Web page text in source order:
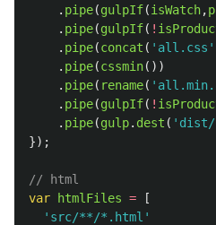
. pipe(gulpIf(isWatch,
. pipe(gulpIf( !
. pipe(concat ( ' all.css '
. pipe(cssmin())
. pipe( rename( '
. pipe(gulpIf( !
. pipe(gulp. dest ( ' dist/
});
// html
var
htmlFiles =
[
' src/**/*.html '